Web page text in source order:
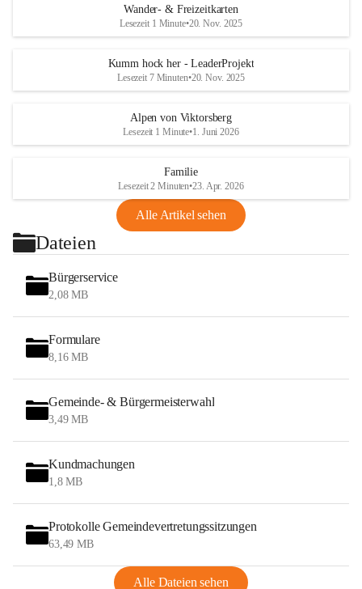
Wander- & Freizeitkarten
Lesezeit 1 Minute•20. Nov. 2025
Kumm hock her - LeaderProjekt
Lesezeit 7 Minuten•20. Nov. 2025
Alpen von Viktorsberg
Lesezeit 1 Minute•1. Juni 2026
Familie
Lesezeit 2 Minuten•23. Apr. 2026
Alle Artikel sehen
Dateien
Bürgerservice
2,08 MB
Formulare
8,16 MB
Gemeinde- & Bürgermeisterwahl
3,49 MB
Kundmachungen
1,8 MB
Protokolle Gemeindevertretungssitzungen
63,49 MB
Alle Dateien sehen